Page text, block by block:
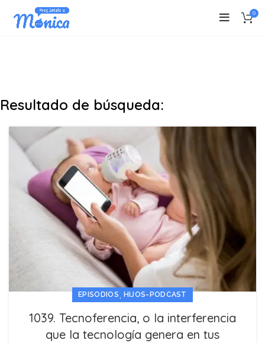
0
Resultado de búsqueda:
EPISODIOS, HIJOS-PODCAST
1039. Tecnoferencia, o la interferencia
que la tecnología genera en tus